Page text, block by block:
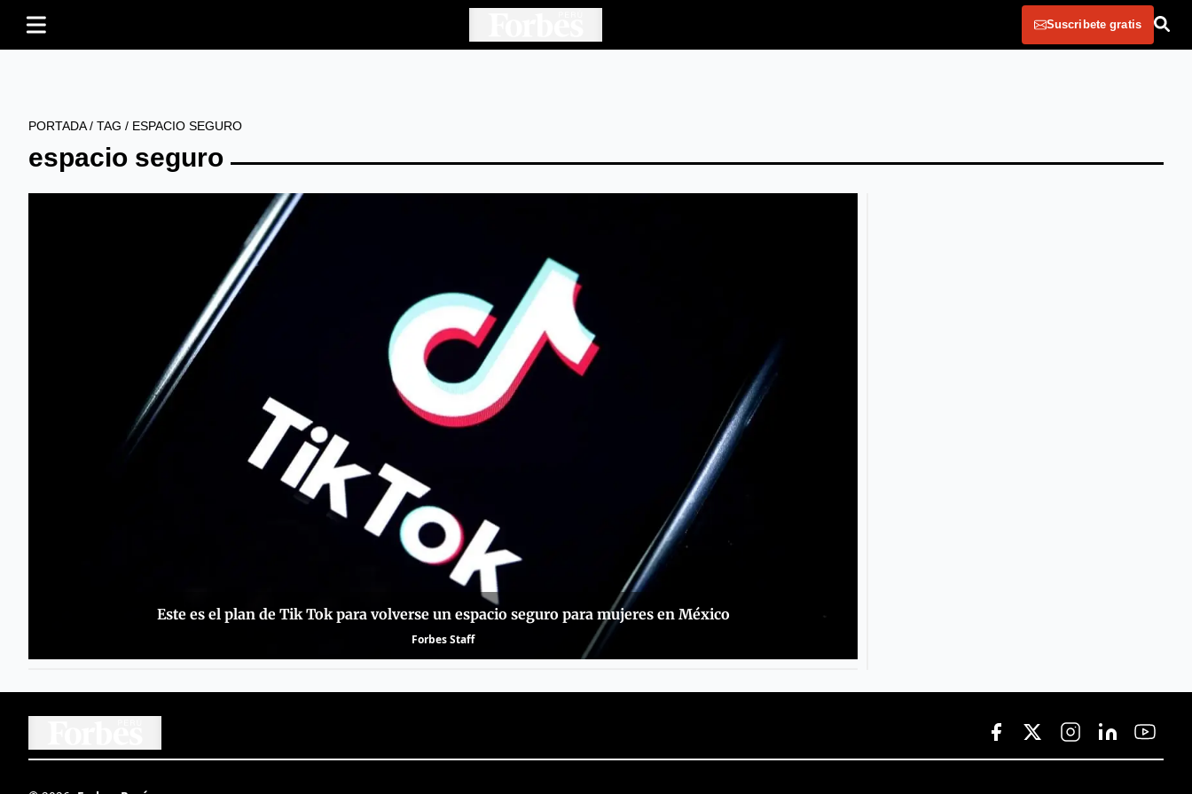
Suscribete gratis
PORTADA/ TAG / ESPACIO SEGURO
espacio seguro
Este es el plan de Tik Tok para volverse un espacio seguro para mujeres en México
Forbes Staff